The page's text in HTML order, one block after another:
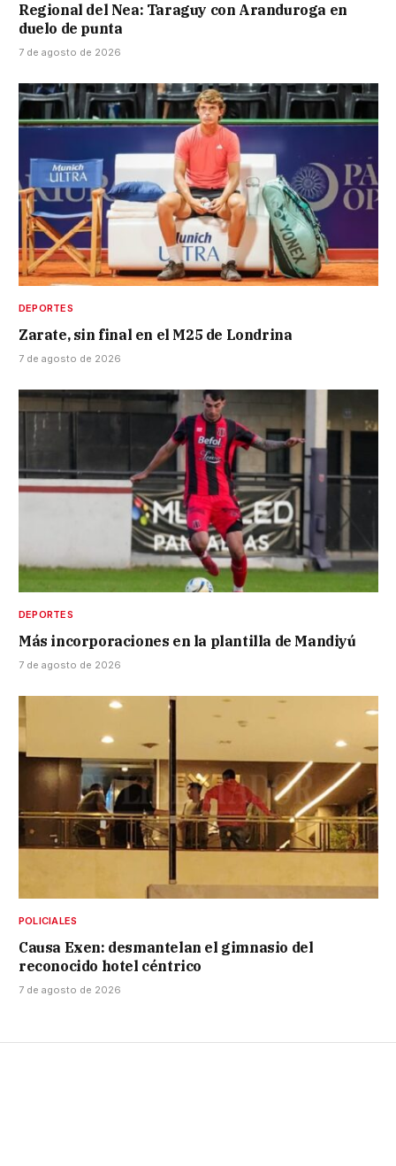
Regional del Nea: Taraguy con Aranduroga en
duelo de punta
7 de agosto de 2026
DEPORTES
Zarate, sin final en el M25 de Londrina
7 de agosto de 2026
DEPORTES
Más incorporaciones en la plantilla de Mandiyú
7 de agosto de 2026
POLICIALES
Causa Exen: desmantelan el gimnasio del
reconocido hotel céntrico
7 de agosto de 2026